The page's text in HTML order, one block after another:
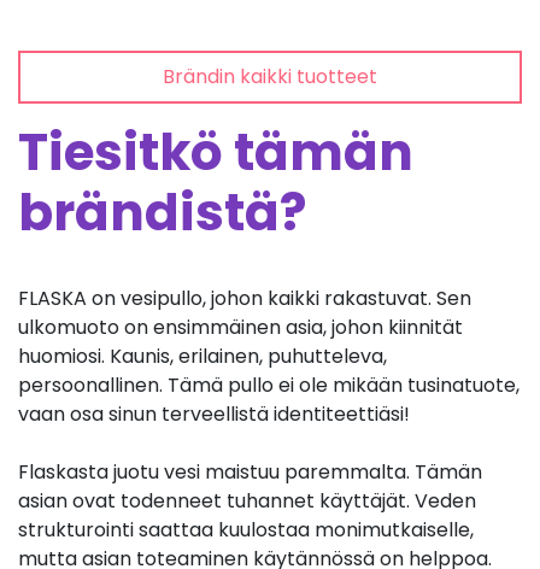
Brändin kaikki tuotteet
Tiesitkö tämän
brändistä?
FLASKA on vesipullo, johon kaikki rakastuvat. Sen
ulkomuoto on ensimmäinen asia, johon kiinnität
huomiosi. Kaunis, erilainen, puhutteleva,
persoonallinen. Tämä pullo ei ole mikään tusinatuote,
vaan osa sinun terveellistä identiteettiäsi!
Flaskasta juotu vesi maistuu paremmalta. Tämän
asian ovat todenneet tuhannet käyttäjät. Veden
strukturointi saattaa kuulostaa monimutkaiselle,
mutta asian toteaminen käytännössä on helppoa.